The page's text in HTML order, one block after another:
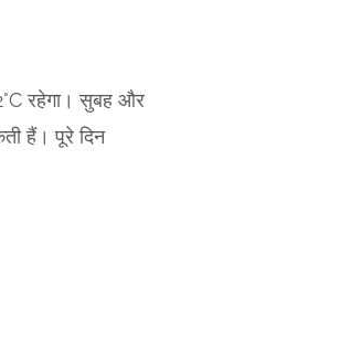
रहेगा। सुबह और
हैं। पूरे दिन